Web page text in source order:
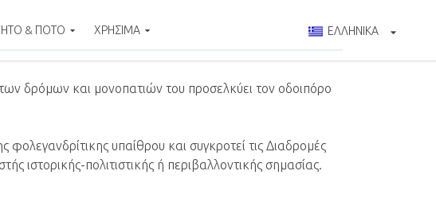
ΕΛΛΗΝΙΚΑ
& ΠΟΤΟ ΧΡΗΣΙΜΑ
δρόμων και μονοπατιών του προσελκύει τον οδοιπόρο
υπαίθρου και συγκροτεί τις Διαδρομές
ιστορικής-πολιτιστικής ή περιβαλλοντικής σημασίας.